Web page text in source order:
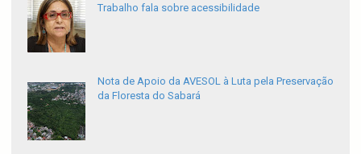
Trabalho fala sobre acessibilidade
Nota de Apoio da AVESOL à Luta pela Preservação
da Floresta do Sabará